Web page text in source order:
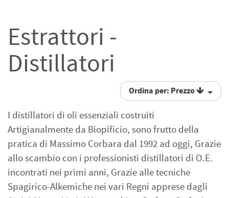
Estrattori -
Distillatori
Ordina per: Prezzo
I distillatori di oli essenziali costruiti
Artigianalmente da Biopificio, sono frutto della
pratica di Massimo Corbara dal 1992 ad oggi, Grazie
allo scambio con i professionisti distillatori di O.E.
incontrati nei primi anni, Grazie alle tecniche
Spagirico-Alkemiche nei vari Regni apprese dagli